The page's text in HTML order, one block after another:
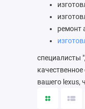
ремонт
специалисты
вашего lexus,